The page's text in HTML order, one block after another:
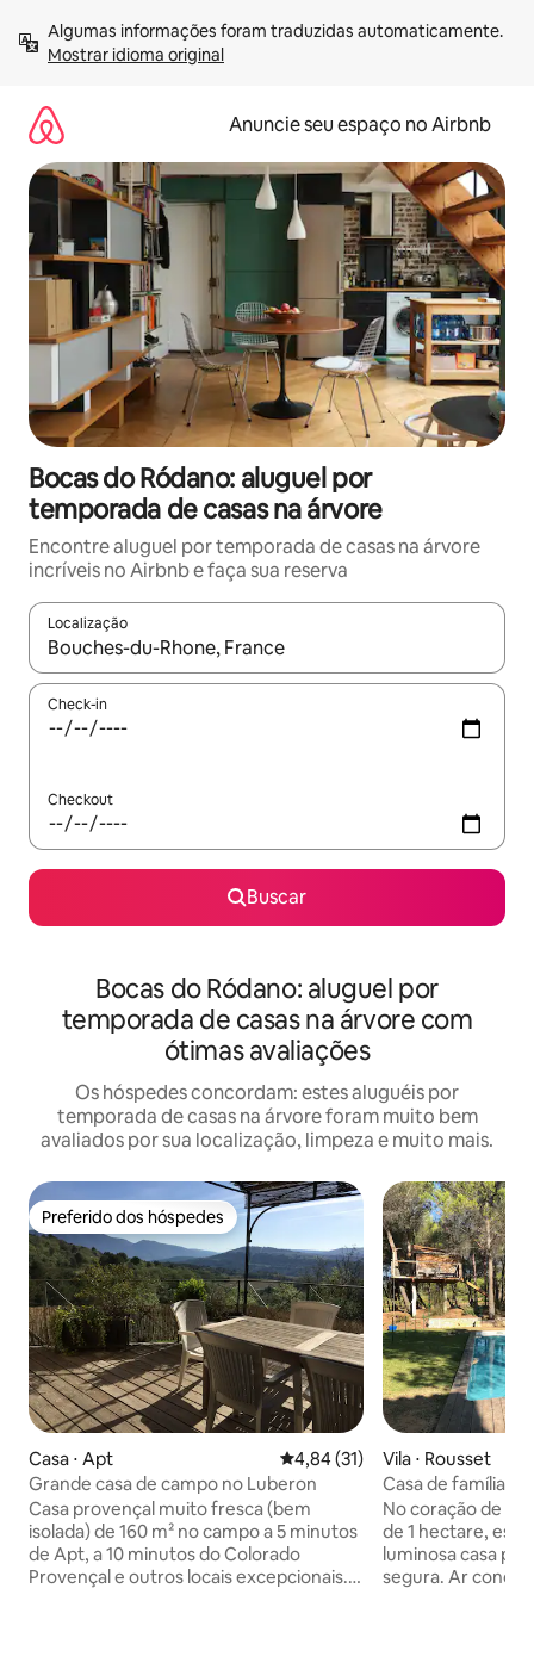
para
Mostrar idioma original
Anuncie seu espaço no Airbnb
Bocas do Ródano: aluguel por
temporada de casas na árvore
Encontre aluguel por temporada de casas na árvore
incríveis no Airbnb e faça sua reserva
Localização
Quando os resultados estiverem disponíveis, explore-os
Check-in
Checkout
Buscar
Bocas do Ródano: aluguel por
temporada de casas na árvore com
ótimas avaliações
Os hóspedes concordam: estes aluguéis por
temporada de casas na árvore foram muito bem
avaliados por sua localização, limpeza e muito mais.
Preferido dos hóspedes
Preferido dos hóspedes
Casa ⋅ Apt 4,84 de uma avaliação média
4,84 (31)
Grande casa de campo no Luberon
Casa provençal muito fresca (bem
isolada) de 160 m² no campo a 5 minutos
de Apt, a 10 minutos do Colorado
Provençal e outros locais excepcionais.
Vila ⋅ Rousset
Casa de família
No coração de
de 1 hectare,
luminosa casa
segura. Ar